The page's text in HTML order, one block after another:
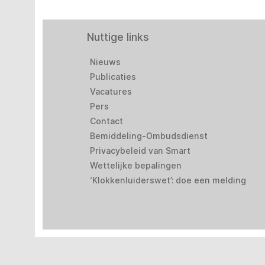
Nuttige links
Nieuws
Publicaties
Vacatures
Pers
Contact
Bemiddeling-Ombudsdienst
Privacybeleid van Smart
Wettelijke bepalingen
‘Klokkenluiderswet’: doe een melding